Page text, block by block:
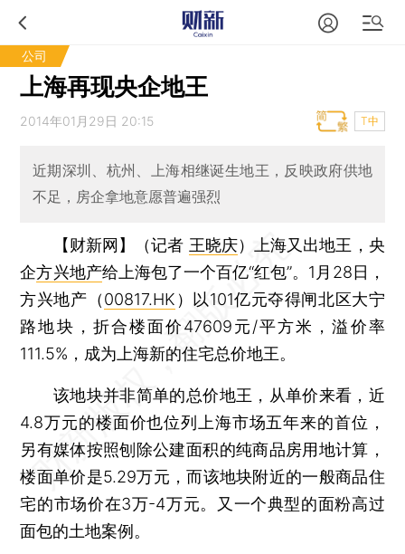
公司
上海再现央企地王
2014年01月29日 20:15 T中
近期深圳、杭州、上海相继诞生地王，反映政府供地
不足，房企拿地意愿普遍强烈
【财新网】（记者 王晓庆）
上海又出地王，央
企方兴地产给上海包了一个百亿“红包”。1月28日，
方兴地产（00817.HK ）以101亿元夺得闸北区大宁
路地块，折合楼面价47609元/平方米，溢价率
111.5%，成为上海新的住宅总价地王。
该地块并非简单的总价地王，从单价来看，近
4.8万元的楼面价也位列上海市场五年来的首位，
另有媒体按照刨除公建面积的纯商品房用地计算，
楼面单价是5.29万元，而该地块附近的一般商品住
宅的市场价在3万-4万元。又一个典型的面粉高过
面包的土地案例。